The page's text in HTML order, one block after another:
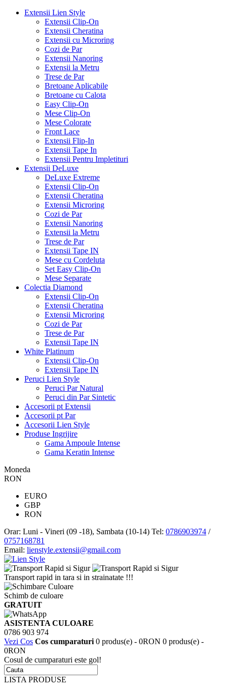
Extensii Lien Style
Extensii Clip-On
Extensii Cheratina
Extensii cu Microring
Cozi de Par
Extensii Nanoring
Extensii la Metru
Trese de Par
Bretoane Aplicabile
Bretoane cu Calota
Easy Clip-On
Mese Clip-On
Mese Colorate
Front Lace
Extensii Flip-In
Extensii Tape In
Extensii Pentru Impletituri
Extensii DeLuxe
DeLuxe Extreme
Extensii Clip-On
Extensii Cheratina
Extensii Microring
Cozi de Par
Extensii Nanoring
Extensii la Metru
Trese de Par
Extensii Tape IN
Mese cu Cordeluta
Set Easy Clip-On
Mese Separate
Colectia Diamond
Extensii Clip-On
Extensii Cheratina
Extensii Microring
Cozi de Par
Trese de Par
Extensii Tape IN
White Platinum
Extensii Clip-On
Extensii Tape IN
Peruci Lien Style
Peruci Par Natural
Peruci din Par Sintetic
Accesorii pt Extensii
Accesorii pt Par
Accesorii Lien Style
Produse Ingrijire
Gama Ampoule Intense
Gama Keratin Intense
Moneda
RON
EURO
GBP
RON
Orar: Luni - Vineri (09 -18), Sambata (10-14) Tel: 0786903974 /
0757168781
Email: lienstyle.extensii@gmail.com
Transport rapid in tara si in strainatate !!!
Schimb de culoare
GRATUIT
ASISTENTA CULOARE
0786 903 974
Vezi Cos Cos cumparaturi 0 produs(e) - 0RON 0 produs(e) -
0RON
Cosul de cumparaturi este gol!
LISTA PRODUSE